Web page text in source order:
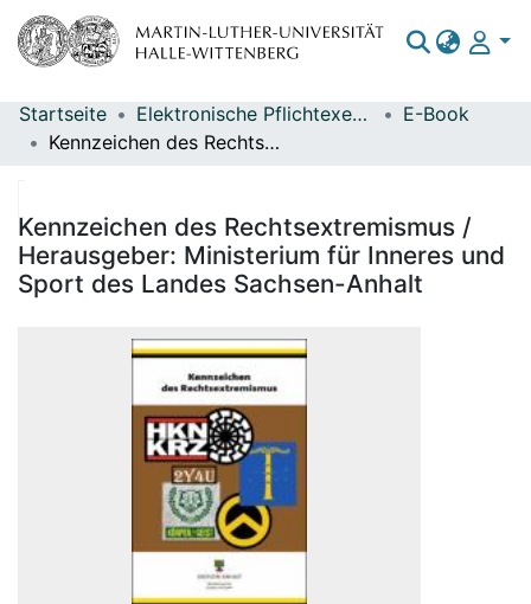
Bereiche & Sammlungen
Statistiken
Startseite Elektronische Pflichtexemplare
E-Book
Kennzeichen des Rechtsextremismus / Herausgeber: Ministerium für Inneres und Sport des Landes Sachsen-Anhalt
Kennzeichen des Rechtsextremismus /
Herausgeber: Ministerium für Inneres und
Sport des Landes Sachsen-Anhalt